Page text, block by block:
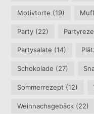
Motivtorte (19)
Party (22)
Partysalate (14)
Schokolade (27)
Sommerrezept (12)
Weihnachsgebäck (22)